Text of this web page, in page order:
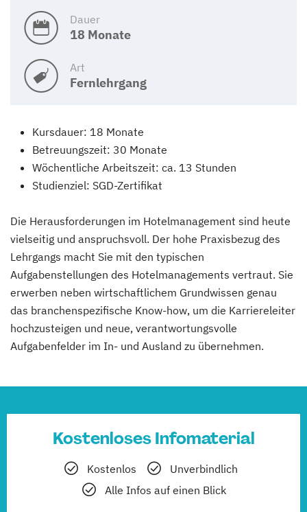
Dauer
18 Monate
Art
Fernlehrgang
Kursdauer: 18 Monate
Betreuungszeit: 30 Monate
Wöchentliche Arbeitszeit: ca. 13 Stunden
Studienziel: SGD-Zertifikat
Die Herausforderungen im Hotelmanagement sind heute
vielseitig und anspruchsvoll. Der hohe Praxisbezug des
Lehrgangs macht Sie mit den typischen
Aufgabenstellungen des Hotelmanagements vertraut. Sie
erwerben neben wirtschaftlichem Grundwissen genau
das branchenspezifische Know-how, um die Karriereleiter
hochzusteigen und neue, verantwortungsvolle
Aufgabenfelder im In- und Ausland zu übernehmen.
Kostenloses Infomaterial
Kostenlos
Unverbindlich
Alle Infos auf einen Blick